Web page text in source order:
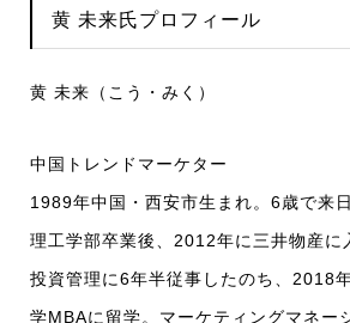
黄 未来氏プロフィール
黄 未来（こう・みく）
中国トレンドマーケター
1989年中国・西安市生まれ。6歳で来
理工学部卒業後、2012年に三井物産に
投資管理に6年半従事したのち、2018
学MBAに留学。マーケティングマネー